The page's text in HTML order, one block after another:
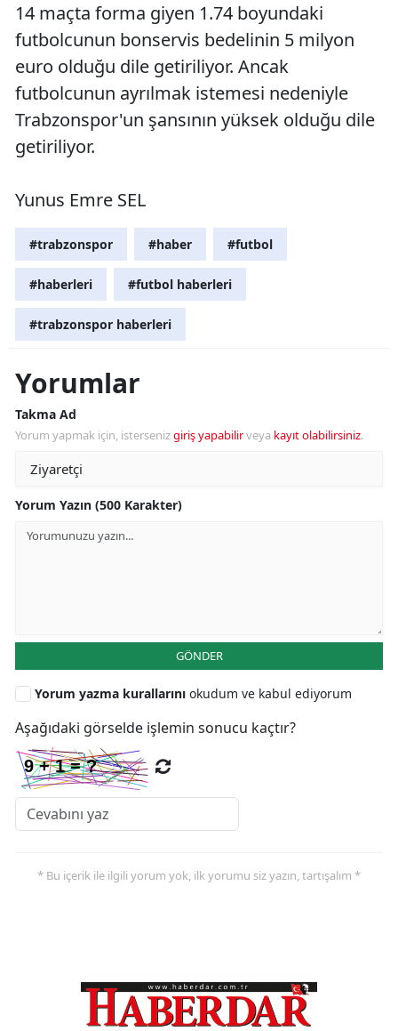
14 maçta forma giyen 1.74 boyundaki
futbolcunun bonservis bedelinin 5 milyon
euro olduğu dile getiriliyor. Ancak
futbolcunun ayrılmak istemesi nedeniyle
Trabzonspor'un şansının yüksek olduğu dile
getiriliyor.
Yunus Emre SEL
#trabzonspor #haber #futbol
#haberleri #futbol haberleri
#trabzonspor haberleri
Yorumlar
Takma Ad
Yorum yapmak için, istersenizgiriş yapabilirveya kayıt olabilirsiniz.
Yorum Yazın (500 Karakter)
GÖNDER
Yorum yazma kurallarını okudum ve kabul ediyorum
Aşağıdaki görselde işlemin sonucu kaçtır?
* Bu içerik ile ilgili yorum yok, ilk yorumu siz yazın, tartışalım *